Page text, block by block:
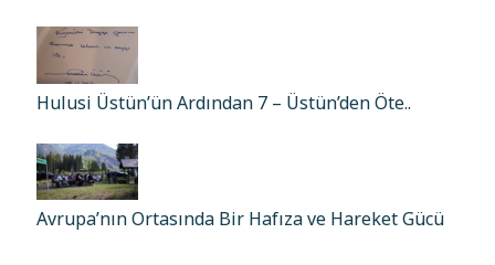
Hulusi Üstün’ün Ardından 7 – Üstün’den Öte..
Avrupa’nın Ortasında Bir Hafıza ve Hareket Gücü